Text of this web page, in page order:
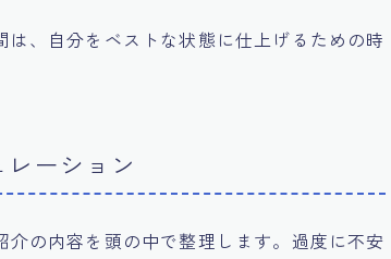
、自分をベストな状態に仕上げるための時
ーション
の内容を頭の中で整理します。過度に不安